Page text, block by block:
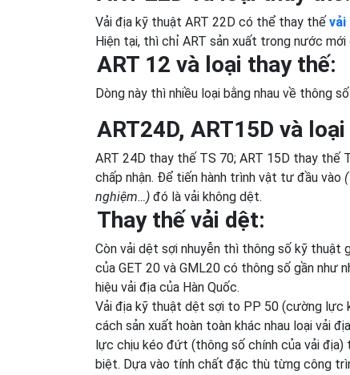
Vải địa kỹ thuật ART 22D có thể thay thế vải
Hiện tại, thì chỉ ART sản xuất trong nước
ART 12 và loại thay thế:
Dòng này thì nhiều loại bằng nhau về thông
ART24D, ART15D và
ART 24D thay thế TS 70; ART 15D thay
chấp nhận. Để tiến hành trình vật tư đầu vào
nghiệm…) đó là vải không dệt.
Thay thế vải dệt:
Còn vải dệt sợi nhuyễn thì thông số kỹ thuật
của GET 20 và GML20 có thông số gần như
hiệu vải địa của Hàn Quốc.
Vải địa kỹ thuật dệt sợi to PP 50 (cường lực
cách sản xuất hoàn toàn khác nhau loại vải
lực chịu kéo đứt (thông số chính của vải
biệt. Dựa vào tính chất đặc thù từng công